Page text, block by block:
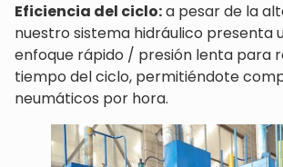
Eficiencia del ciclo:a pesar de la
nuestro sistema hidráulico presenta
enfoque rápido / presión lenta para
tiempo del ciclo, permitiéndote
neumáticos por hora.